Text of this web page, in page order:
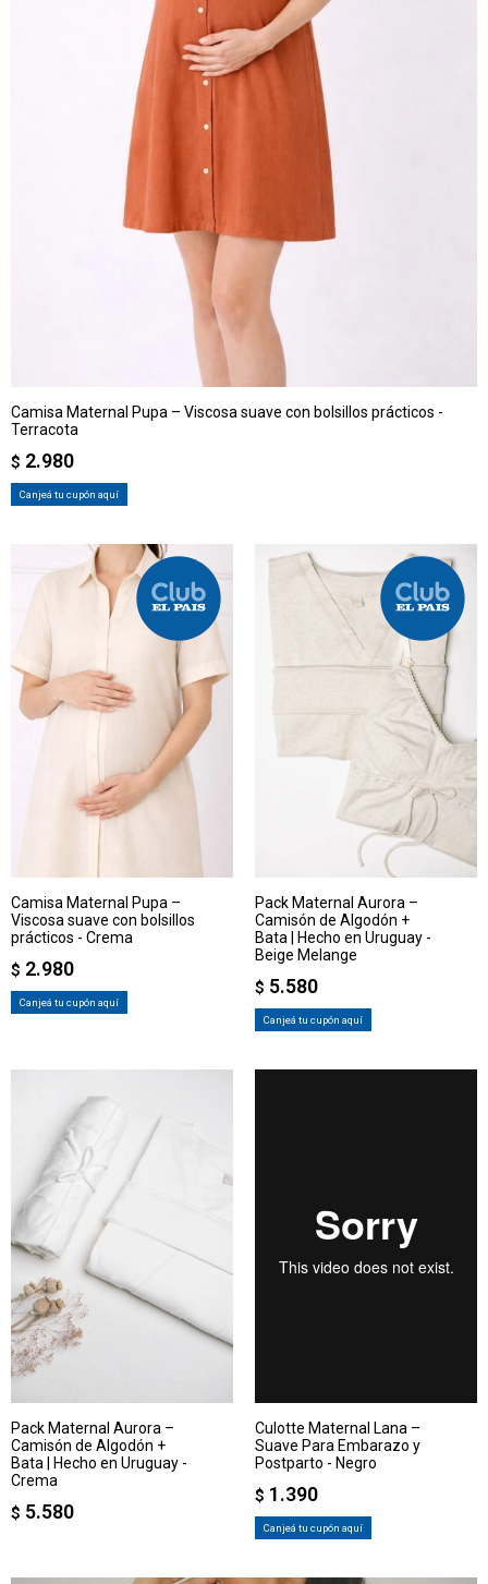
Camisa Maternal Pupa – Viscosa suave con bolsillos prácticos -
Terracota
$ 2.980
Canjeá tu cupón aquí
Camisa Maternal Pupa –
Viscosa suave con bolsillos
prácticos - Crema
$ 2.980
Canjeá tu cupón aquí
Pack Maternal Aurora –
Camisón de Algodón +
Bata | Hecho en Uruguay -
Beige Melange
$ 5.580
Canjeá tu cupón aquí
Pack Maternal Aurora –
Camisón de Algodón +
Bata | Hecho en Uruguay -
Crema
$ 5.580
Culotte Maternal Lana –
Suave Para Embarazo y
Postparto - Negro
$ 1.390
Canjeá tu cupón aquí